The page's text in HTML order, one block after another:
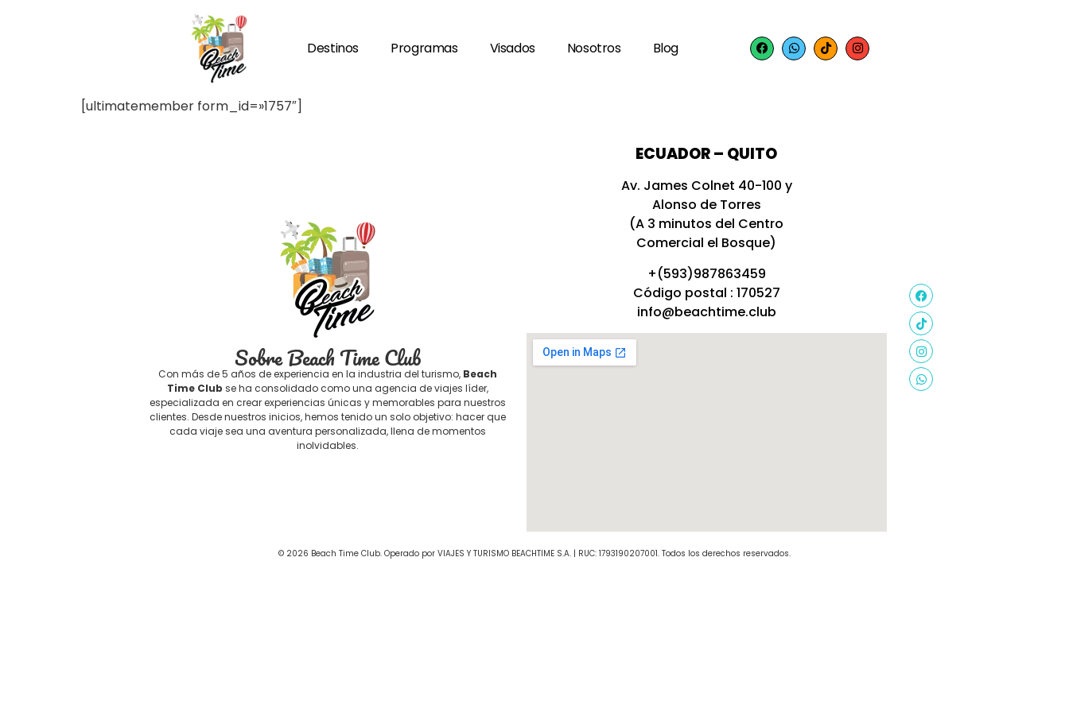
Destinos Programas Visados Nosotros Blog
[ultimatemember form_id=»1757″]
Sobre Beach Time Club
Con más de 5 años de experiencia en la industria del turismo, Beach
Time Club se ha consolidado como una agencia de viajes líder,
especializada en crear experiencias únicas y memorables para nuestros
clientes. Desde nuestros inicios, hemos tenido un solo objetivo: hacer que
cada viaje sea una aventura personalizada, llena de momentos
inolvidables.
ECUADOR – QUITO
Av. James Colnet 40-100 y
Alonso de Torres
(A 3 minutos del Centro
Comercial el Bosque)
+(593)987863459
Código postal : 170527
info@beachtime.club
©️ 2026 Beach Time Club. Operado por VIAJES Y TURISMO BEACHTIME S.A. | RUC: 1793190207001. Todos los derechos reservados.